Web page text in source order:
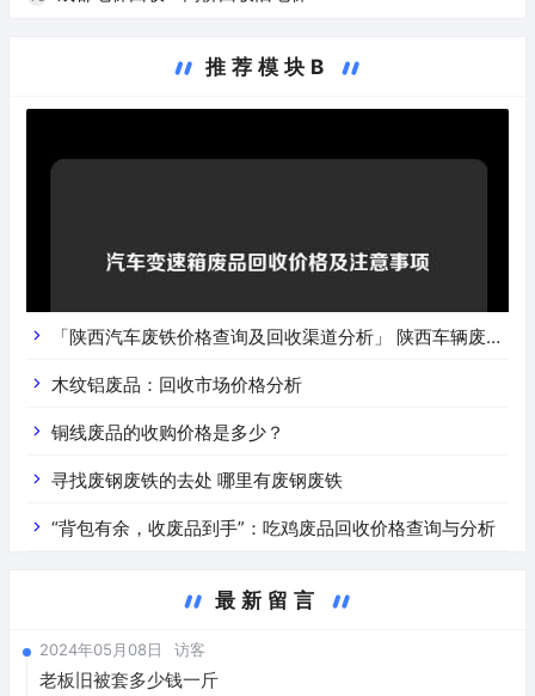
推荐模块B
「陕西汽车废铁价格查询及回收渠道分析」 陕西车辆废铁
价是什么
木纹铝废品：回收市场价格分析
铜线废品的收购价格是多少？
寻找废钢废铁的去处 哪里有废钢废铁
“背包有余，收废品到手”：吃鸡废品回收价格查询与分析
最新留言
2024年05月08日 访客
老板旧被套多少钱一斤